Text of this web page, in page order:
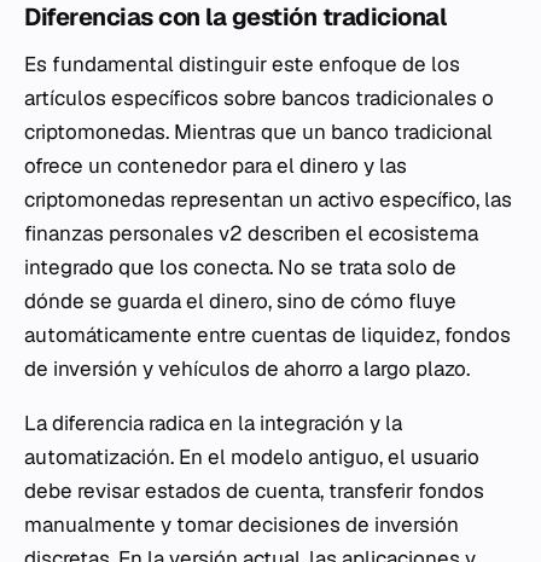
Diferencias con la gestión tradicional
Es fundamental distinguir este enfoque de los
artículos específicos sobre bancos tradicionales o
criptomonedas. Mientras que un banco tradicional
ofrece un contenedor para el dinero y las
criptomonedas representan un activo específico, las
finanzas personales v2 describen el ecosistema
integrado que los conecta. No se trata solo de
dónde se guarda el dinero, sino de cómo fluye
automáticamente entre cuentas de liquidez, fondos
de inversión y vehículos de ahorro a largo plazo.
La diferencia radica en la integración y la
automatización. En el modelo antiguo, el usuario
debe revisar estados de cuenta, transferir fondos
manualmente y tomar decisiones de inversión